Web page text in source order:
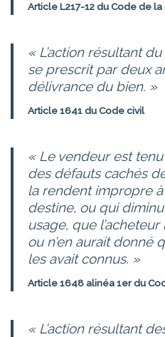
Article L217-12 du Code de
« L’action résultant
se prescrit par deux
délivrance du bien. »
Article 1641 du Code civil
« Le vendeur est
des défauts cachés
la rendent impropre à
destine, ou qui
usage, que l’acheteur
ou n’en aurait donné
les avait connus. »
Article 1648 alinéa 1er du
« L’action résultant